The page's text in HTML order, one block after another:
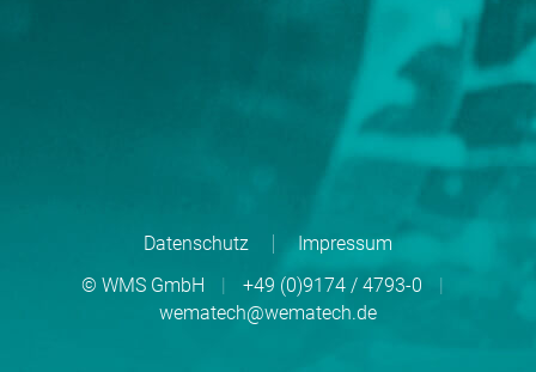
Datenschutz
Impressum
© WMS GmbH
| +49 (0)9174 / 4793-0
|
wematech@wematech.de